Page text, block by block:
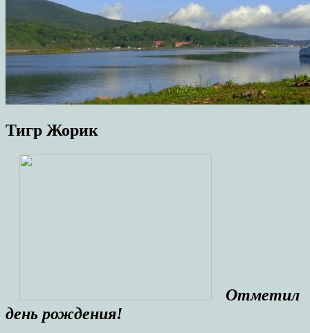
Тигр Жорик
Отметил
день рождения!